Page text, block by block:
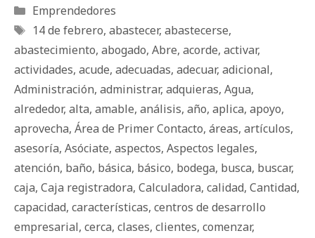
Categorías
Emprendedores
Etiquetas
14 de febrero, abastecer, abastecerse,
abastecimiento, abogado, Abre, acorde, activar,
actividades, acude, adecuadas, adecuar, adicional,
Administración, administrar, adquieras, Agua,
alrededor, alta, amable, análisis, año, aplica, apoyo,
aprovecha, Área de Primer Contacto, áreas, artículos,
asesoría, Asóciate, aspectos, Aspectos legales,
atención, baño, básica, básico, bodega, busca, buscar,
caja, Caja registradora, Calculadora, calidad, Cantidad,
capacidad, características, centros de desarrollo
empresarial, cerca, clases, clientes, comenzar,